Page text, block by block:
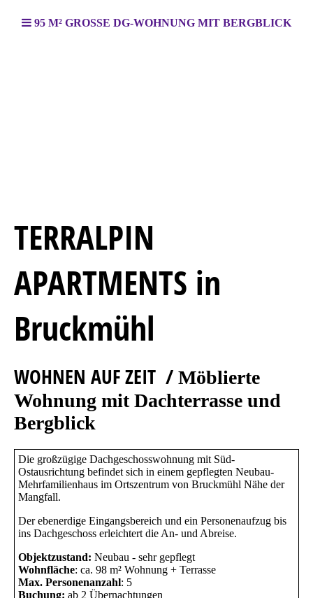
95 M² GROSSE DG-WOHNUNG MIT BERGBLICK
TERRALPIN
APARTMENTS in
Bruckmühl
WOHNEN AUF ZEIT / Möblierte
Wohnung mitDachterrasse und
Bergblick
Die großzügige Dachgeschosswohnung mit Süd-
Ostausrichtung befindet sich in einem gepflegten Neubau-
Mehrfamilienhaus im Ortszentrum von Bruckmühl Nähe der
Mangfall.
Der ebenerdige Eingangsbereich und ein Personenaufzug bis
ins Dachgeschoss erleichtert die An- und Abreise.
Objektzustand: Neubau - sehr gepflegt
Wohnfläche: ca. 98 m² Wohnung + Terrasse
Max. Personenanzahl: 5
Buchung: ab 2 Übernachtungen